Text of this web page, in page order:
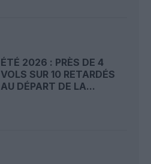
ÉTÉ 2026 : PRÈS DE 4
VOLS SUR 10 RETARDÉS
AU DÉPART DE LA...